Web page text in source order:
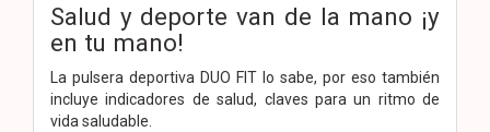
Salud y deporte van de la mano ¡y
en tu mano!
La pulsera deportiva DUO FIT lo sabe, por eso también
incluye indicadores de salud, claves para un ritmo de
vida saludable.